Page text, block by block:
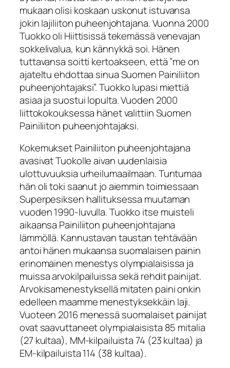
mukaan olisi koskaan uskonut istuvansa
jokin lajiliiton puheenjohtajana. Vuonna 2000
Tuokko oli Hiittisissä tekemässä venevajan
sokkelivalua, kun kännykkä soi. Hänen
tuttavansa soitti kertoakseen, että ”me on
ajateltu ehdottaa sinua Suomen Painiliiton
puheenjohtajaksi”. Tuokko lupasi miettiä
asiaa ja suostui lopulta. Vuoden 2000
liittokokouksessa hänet valittiin Suomen
Painiliiton puheenjohtajaksi.
Kokemukset Painiliiton puheenjohtajana
avasivat Tuokolle aivan uudenlaisia
ulottuvuuksia urheilumaailmaan. Tuntumaa
hän oli toki saanut jo aiemmin toimiessaan
Superpesiksen hallituksessa muutaman
vuoden 1990-luvulla. Tuokko itse muisteli
aikaansa Painiliiton puheenjohtajana
lämmöllä. Kannustavan taustan tehtävään
antoi hänen mukaansa suomalaisen painin
erinomainen menestys olympialaisissa ja
muissa arvokilpailuissa sekä rehdit painijat.
Arvokisamenestyksellä mitaten paini onkin
edelleen maamme menestyksekkäin laji.
Vuoteen 2016 menessä suomalaiset painijat
ovat saavuttaneet olympialaisista 85 mitalia
(27 kultaa), MM-kilpailuista 74 (23 kultaa) ja
EM-kilpailuista 114 (38 kultaa).